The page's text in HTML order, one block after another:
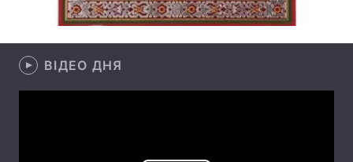
Послуги
ВІДЕО ДНЯ